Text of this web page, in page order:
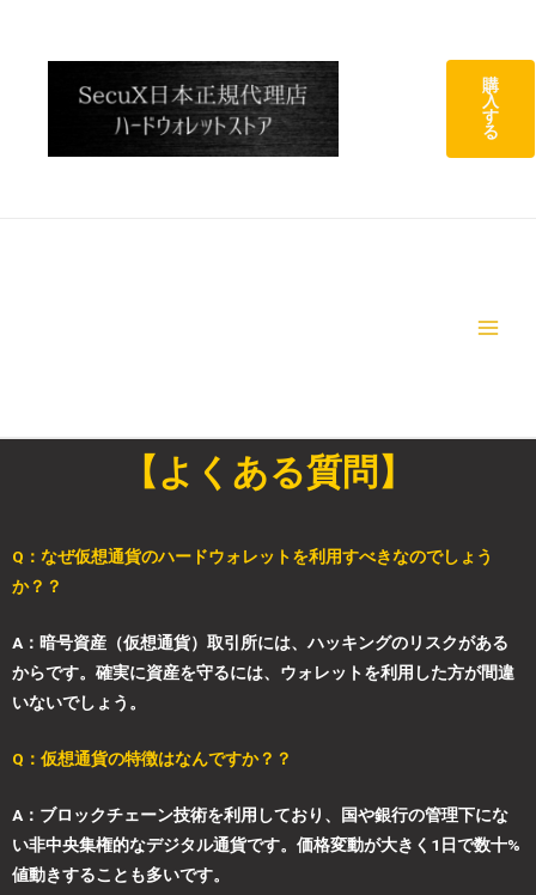
購
入
す
る
【よくある質問】
Q：なぜ仮想通貨のハードウォレットを利用すべきなのでしょう
か？？
A ：暗号資産（仮想通貨）取引所には、ハッキングのリスクがある
からです。確実に資産を守るには、ウォレットを利用した方が間違
いないでしょう。
Q：仮想通貨の特徴はなんですか？？
A：ブロックチェーン技術を利用しており、国や銀行の管理下にな
い非中央集権的なデジタル通貨です。価格変動が大きく1日で数十%
値動きすることも多いです。